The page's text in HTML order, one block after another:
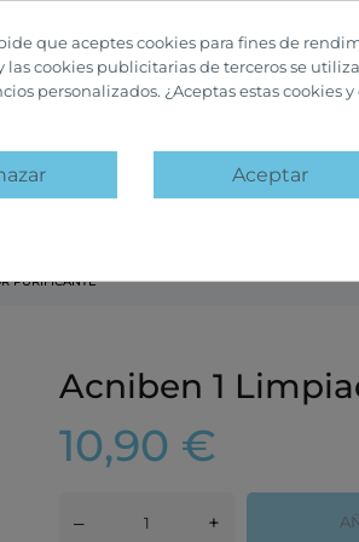
PURIFICANTE
Acniben 1
10,90 €
– +
que aceptes cookies para fines de
las cookies publicitarias de terceros se
personalizados. ¿Aceptas estas cookies
Aceptar